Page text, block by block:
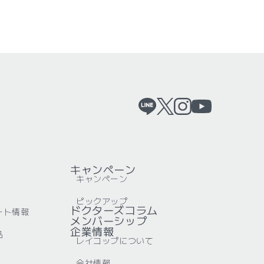
ト情報
キャンペーン
キャンペーン
ピックアップ
ドクターズコラム
メンバーシップ
企業情報
レイコップについて